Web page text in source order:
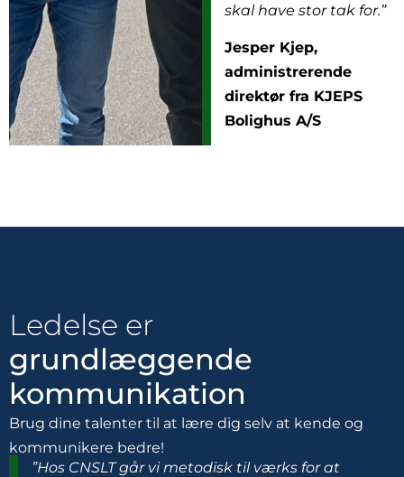
skal have stor tak for.”
Jesper Kjep,
administrerende
direktør fra KJEPS
Bolighus A/S
Ledelse er
grundlæggende
kommunikation
Brug dine talenter til at lære dig selv at kende og
kommunikere bedre!
”Hos CNSLT går vi metodisk til værks for at